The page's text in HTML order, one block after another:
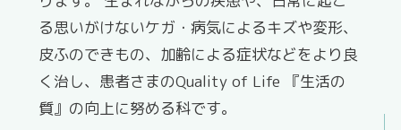
る思いがけないケガ・病気によるキズや変形、
皮ふのできもの、加齢による症状などをより良
く治し、患者さまのQuality of Life 『生活の
質』の向上に努める科です。